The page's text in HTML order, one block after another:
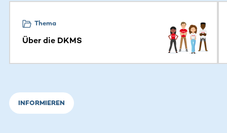
Thema
Über die DKMS
INFORMIEREN